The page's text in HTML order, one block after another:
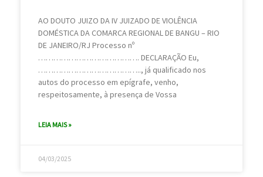
AO DOUTO JUIZO DA IV JUIZADO DE VIOLÊNCIA
DOMÉSTICA DA COMARCA REGIONAL DE BANGU – RIO
DE JANEIRO/RJ Processo nº
…………………………………. DECLARAÇÃO Eu,
………………………………….., já qualificado nos
autos do processo em epígrafe, venho,
respeitosamente, à presença de Vossa
LEIA MAIS »
04/03/2025